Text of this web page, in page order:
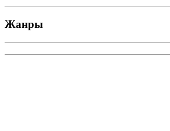
Жанры